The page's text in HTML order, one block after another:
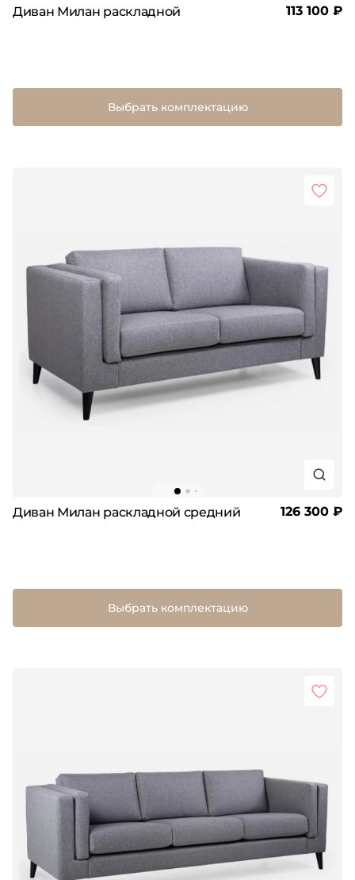
Диван Милан раскладной 113 100 ₽
Выбрать комплектацию
Диван Милан раскладной средний 126 300 ₽
Выбрать комплектацию